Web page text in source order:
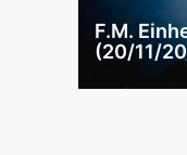
F.M.
(20/11/